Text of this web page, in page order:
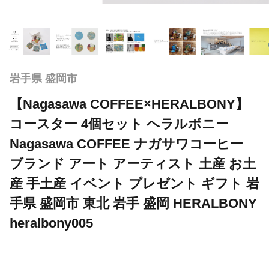
岩手県 盛岡市
【Nagasawa COFFEE×HERALBONY】
コースター 4個セット ヘラルボニー
Nagasawa COFFEE ナガサワコーヒー
ブランド アート アーティスト 土産 お土
産 手土産 イベント プレゼント ギフト 岩
手県 盛岡市 東北 岩手 盛岡 HERALBONY
heralbony005